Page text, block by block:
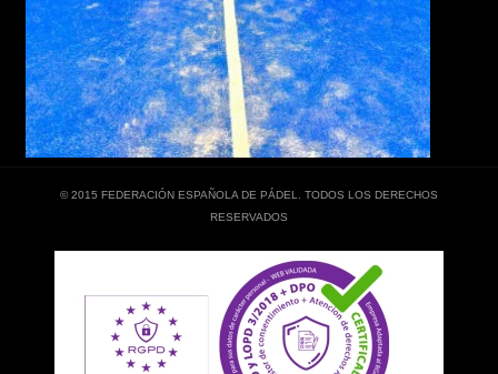
© 2015 FEDERACIÓN ESPAÑOLA DE PÁDEL. TODOS LOS DERECHOS
RESERVADOS